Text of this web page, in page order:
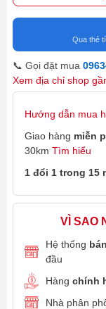
Qua thẻ
📞 Gọi đặt mua
Xem địa chỉ shop
Hướng dẫn mua
Giao hàng miễn
30km Tìm hiểu
1 đổi 1 trong 15
VÌ SAO
Hệ thống
đầu
Hàng chính
Nhà phân